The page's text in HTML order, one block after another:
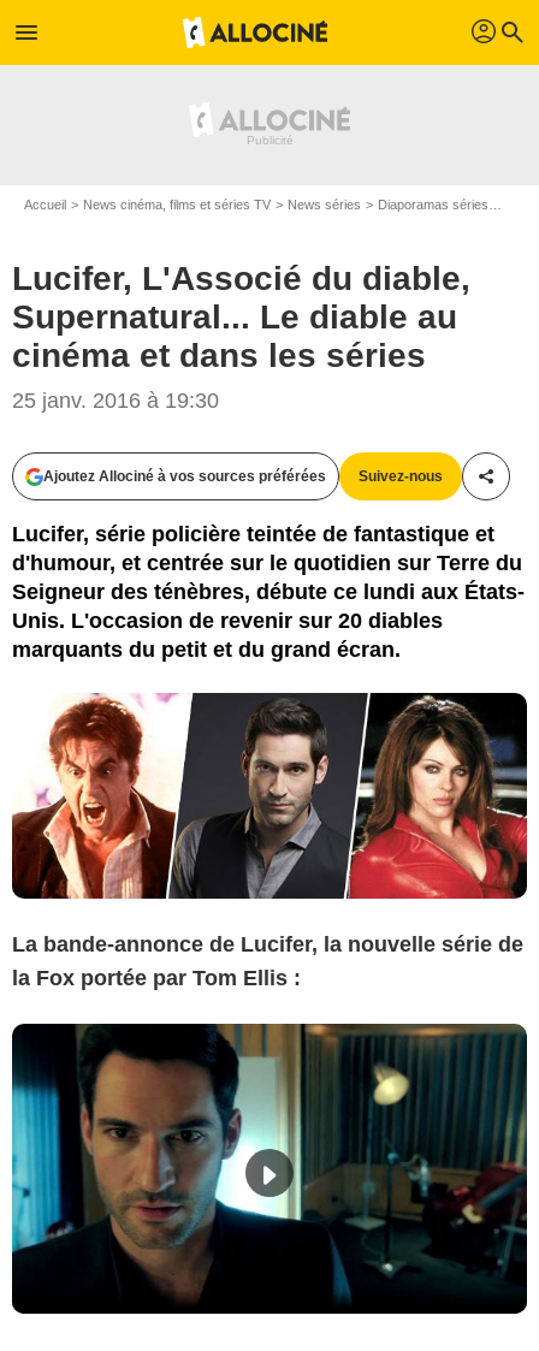
menu profil search
Accueil News cinéma, films et séries TV News séries Diaporamas séries
Lucifer, L'Associé du diable,
Supernatural... Le diable au
cinéma et dans les séries
25 janv. 2016 à 19:30
Ajoutez Allociné à vos sources préférées Suivez-nous
Lucifer, série policière teintée de fantastique et
d'humour, et centrée sur le quotidien sur Terre du
Seigneur des ténèbres, débute ce lundi aux États-
Unis. L'occasion de revenir sur 20 diables
marquants du petit et du grand écran.
Warner Bros. France / John P. Fleenor/FOX / UFD
La bande-annonce de Lucifer, la nouvelle série de
la Fox portée par Tom Ellis :